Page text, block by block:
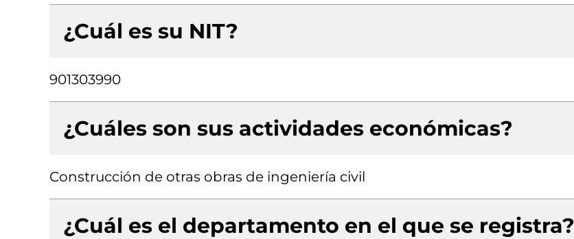
¿Cuál es su NIT?
901303990
¿Cuáles son sus actividades económicas?
Construcción de otras obras de ingeniería civil
¿Cuál es el departamento en el que se registra?